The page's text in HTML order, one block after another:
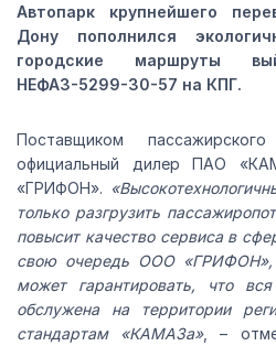
Автопарк крупнейшего
Дону пополнился
городские маршруты
НЕФАЗ-5299-30-57 на КПГ.
Поставщиком
официальный дилер ПАО
«ГРИФОН».
только разгрузить
повысит качество сервиса в
свою очередь ООО «ГРИФОН»,
может гарантировать, что
обслужена на территории
стандартам «КАМАЗа», –